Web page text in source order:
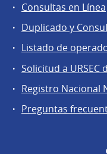
Agentes
regulados
Consultas en Línea
Duplicado y
Listado de
Solicitud a
Registro Nacional
Preguntas